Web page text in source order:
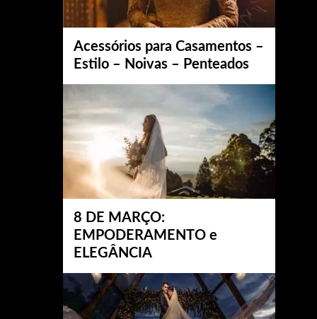
Acessórios para Casamentos –
Estilo – Noivas – Penteados
8 DE MARÇO:
EMPODERAMENTO e
ELEGÂNCIA